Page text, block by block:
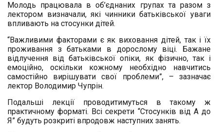
Молодь працювала в об’єднаних групах та разом з
лектором визначали, які чинники батьківської уваги
впливають на стосунки дітей.
“Важливими факторами є як виховання дітей, так і їх
проживання з батьками в дорослому віці. Бажане
відлучення від батьківської опіки, як фізично, так і
емоційно, оскільки кожному необхідно навчитись
самостійно вирішувати свої проблеми”, – зазначає
лектор Володимир Чупрін.
Подальші лекції проводитимуться в такому ж
практичному форматі. Всі секрети “Стосунків від А до
Я” будуть розкриті впродовж наступних занять.